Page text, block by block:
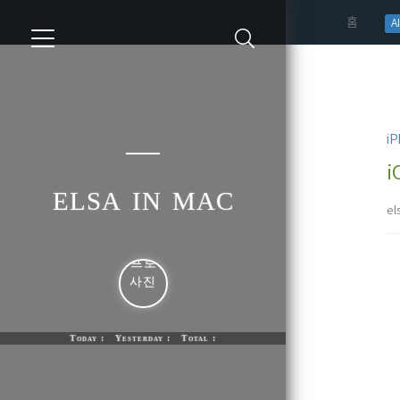
홈 AI
elsa in mac
Today : Yesterday : Total :